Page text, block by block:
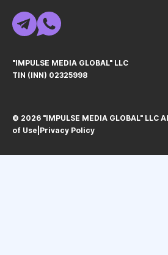
"IMPULSE MEDIA GLOBAL" LLC
TIN (INN) 02325998
© 2026 "IMPULSE MEDIA GLOBAL" LLC All
of Use Privacy Policy